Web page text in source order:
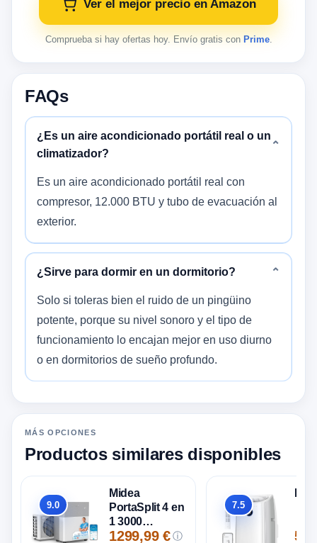
Ver el mejor precio en Amazon
Comprueba si hay ofertas hoy. Envío gratis con Prime.
FAQs
¿Es un aire acondicionado portátil real o un
climatizador?
⌄
Es un aire acondicionado portátil real con
compresor, 12.000 BTU y tubo de evacuación al
exterior.
¿Sirve para dormir en un dormitorio? ⌄
Solo si toleras bien el ruido de un pingüino
potente, porque su nivel sonoro y el tipo de
funcionamiento lo encajan mejor en uso diurno
o en dormitorios de sueño profundo.
MÁS OPCIONES
Productos similares disponibles
Global
9.0
Midea
PortaSplit 4 en
1 3000
frigorías /
1299,99 € ⓘ
Global
7.5